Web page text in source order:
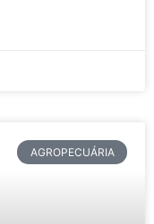
AGROPECUÁRIA